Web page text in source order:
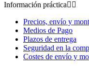
Información práctica 
Precios, envío y
Medios de Pago
Plazos de entrega
Seguridad en la
Costes de envío y